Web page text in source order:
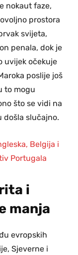
nokaut faze,
prostora
svijeta,
penala, dok je
uvijek očekuje
poslije još
to mogu
što se vidi na
došla slučajno.
Belgija i
Portugala
i
manja
evropskih
Sjeverne i